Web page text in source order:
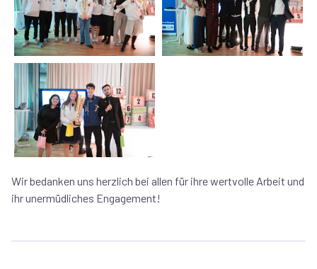
Wir bedanken uns herzlich bei allen für ihre wertvolle Arbeit und
ihr unermüdliches Engagement!